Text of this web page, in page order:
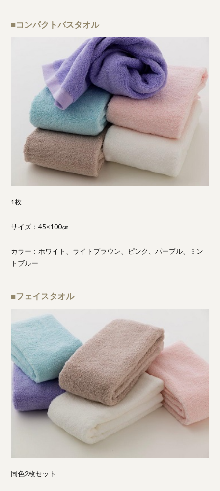
■コンパクトバスタオル
1枚
サイズ：45×100㎝
カラー：ホワイト、ライトブラウン、ピンク、パープル、ミン
トブルー
■フェイスタオル
同色2枚セット